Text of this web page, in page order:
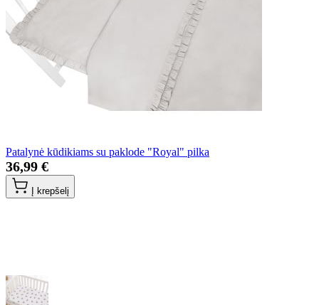
Patalynė kūdikiams su paklode "Royal" pilka
36,99 €
Į krepšelį